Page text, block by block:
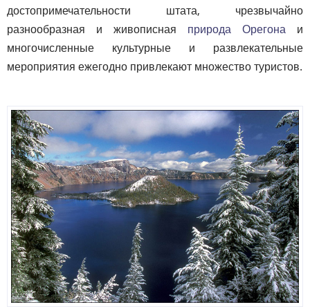
достопримечательности штата, чрезвычайно
разнообразная и живописная природа Орегона и
многочисленные культурные и развлекательные
мероприятия ежегодно привлекают множество туристов.